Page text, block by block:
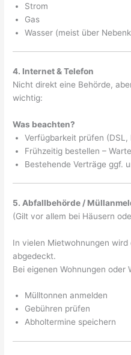
Strom
Gas
Wasser (meist über
4. Internet & Telefon
Nicht direkt eine Behörde,
wichtig:
Was beachten?
Verfügbarkeit prüfen (DSL,
Frühzeitig bestellen –
Bestehende Verträge ggf.
5. Abfallbehörde /
(Gilt vor allem bei Häusern
In vielen Mietwohnungen
abgedeckt.
Bei eigenen Wohnungen oder
Mülltonnen anmelden
Gebühren prüfen
Abholtermine speichern